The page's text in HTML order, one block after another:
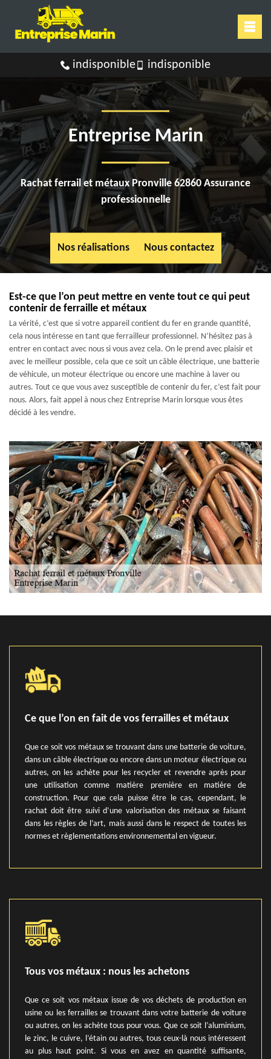
indisponible indisponible
Entreprise Marin
Rachat ferrail et métaux Pronville 62860 Assurance
professionnelle
Nos réalisations Nous contactez
Est-ce que l’on peut mettre en vente tout ce qui peut
contenir de ferraille et métaux
La vérité, c’est que si votre appareil contient du fer en grande quantité,
cela nous intéresse en tant que ferrailleur professionnel. N’hésitez pas à
entrer en contact avec nous si vous avez cela. On le prend avec plaisir et
avec le meilleur possible, cela que ce soit un câble électrique, une batterie
de véhicule, un moteur électrique ou encore une machine à laver ou
autres. Tout ce que vous avez susceptible de contenir du fer, c’est fait pour
nous. Alors, fait appel à nous chez Entreprise Marin lorsque vous êtes
décidé à les vendre.
Ce que l’on en fait de vos ferrailles et métaux
Que ce soit vos métaux se trouvant dans une batterie de voiture,
dans un câble électrique ou encore dans un moteur électrique ou
autres, on les achète pour les recycler et revendre après pour
une utilisation comme matière première en matière de
construction. Pour que cela puisse être le cas, cependant, le
rachat doit être suivi d’une valorisation des métaux se faisant
dans les règles de l’art, mais aussi dans le respect de toutes les
normes et règlementations environnemental en vigueur.
Tous vos métaux : nous les achetons
Que ce soit vos métaux issue de vos déchets de production en
usine ou les ferrailles se trouvant dans votre batterie de voiture
ou autres, on les achète tous pour vous. Que ce soit l’aluminium,
le zinc, le cuivre, l’étain ou autres, tous ceux-là nous intéressent
au plus haut point. Si vous en avez en quantité suffisante,